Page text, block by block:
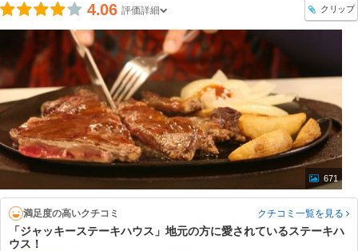
4.06 評価詳細 クリップ
671
満足度の高いクチコミ クチコミ一覧を見る
「ジャッキーステーキハウス」地元の方に愛されているステーキハ
ウス！